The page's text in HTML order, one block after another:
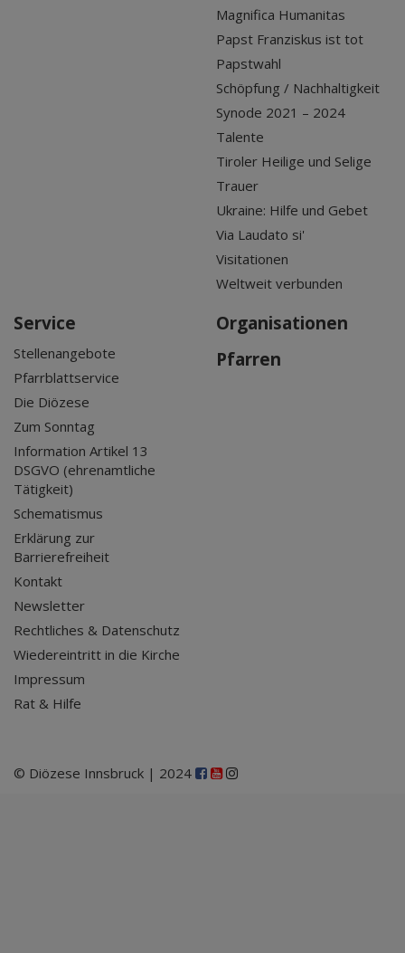
Magnifica Humanitas
Papst Franziskus ist tot
Papstwahl
Schöpfung / Nachhaltigkeit
Synode 2021 – 2024
Talente
Tiroler Heilige und Selige
Trauer
Ukraine: Hilfe und Gebet
Via Laudato si'
Visitationen
Weltweit verbunden
Service
Stellenangebote
Pfarrblattservice
Die Diözese
Zum Sonntag
Information Artikel 13
DSGVO (ehrenamtliche
Tätigkeit)
Schematismus
Erklärung zur
Barrierefreiheit
Kontakt
Newsletter
Rechtliches & Datenschutz
Wiedereintritt in die Kirche
Impressum
Rat & Hilfe
Organisationen
Pfarren
© Diözese Innsbruck | 2024